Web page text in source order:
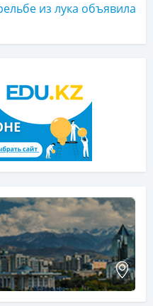
из лука объявила